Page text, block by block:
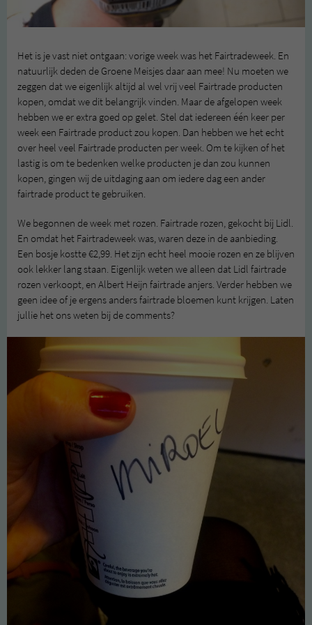
Het is je vast niet ontgaan: vorige week was het Fairtradeweek. En
natuurlijk deden de Groene Meisjes daar aan mee! Nu moeten we
zeggen dat we eigenlijk altijd al wel vrij veel Fairtrade producten
kopen, omdat we dit belangrijk vinden. Maar de afgelopen week
hebben we er extra goed op gelet. Stel dat iedereen één keer per
week een Fairtrade product zou kopen. Dan hebben we het echt
over heel veel Fairtrade producten per week. Om te kijken of het
lastig is om te bedenken welke producten je dan zou kunnen
kopen, gingen wij de uitdaging aan om iedere dag een ander
fairtrade product te gebruiken.
We begonnen de week met rozen. Fairtrade rozen, gekocht bij Lidl.
En omdat het Fairtradeweek was, waren deze in de aanbieding.
Een bosje kostte €2,99. Het zijn echt heel mooie rozen en ze blijven
ook lekker lang staan. Eigenlijk weten we alleen dat Lidl fairtrade
rozen verkoopt, en Albert Heijn fairtrade anjers. Verder hebben we
geen idee of je ergens anders fairtrade bloemen kunt krijgen. Laten
jullie het ons weten bij de comments?